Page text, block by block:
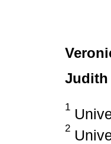
Judith
1
2